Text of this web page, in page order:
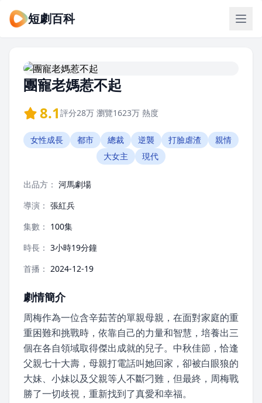
短劇百科
團寵老媽惹不起
8.1 評分28万 瀏覽1623万 熱度
女性成長 都市 總裁 逆襲 打臉虐渣
親情
大女主
現代
出品方： 河馬劇場
導演： 張紅兵
集數： 100集
時長： 3小時19分鐘
首播： 2024-12-19
劇情簡介
周梅作為一位含辛茹苦的單親母親，在面對家庭的重
重困難和挑戰時，依靠自己的力量和智慧，培養出三
個在各自領域取得傑出成就的兒子。中秋佳節，恰逢
父親七十大壽，母親打電話叫她回家，卻被白眼狼的
大妹、小妹以及父親等人不斷刁難，但最終，周梅戰
勝了一切歧視，重新找到了真愛和幸福。